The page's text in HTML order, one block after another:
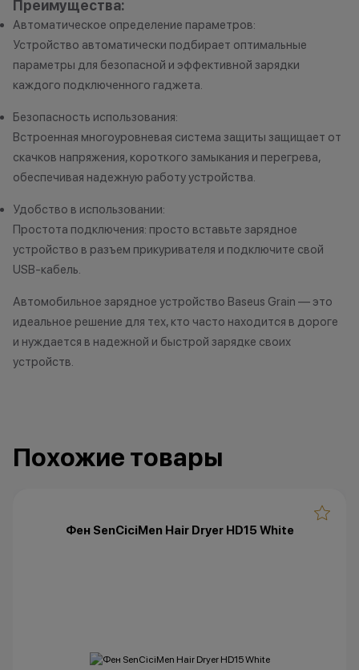
Преимущества:
Автоматическое определение параметров:
Устройство автоматически подбирает оптимальные
параметры для безопасной и эффективной зарядки
каждого подключенного гаджета.
Безопасность использования:
Встроенная многоуровневая система защиты защищает от
скачков напряжения, короткого замыкания и перегрева,
обеспечивая надежную работу устройства.
Удобство в использовании:
Простота подключения: просто вставьте зарядное
устройство в разъем прикуривателя и подключите свой
USB-кабель.
Автомобильное зарядное устройство Baseus Grain — это
идеальное решение для тех, кто часто находится в дороге
и нуждается в надежной и быстрой зарядке своих
устройств.
Похожие товары
Фен SenCiciMen Hair Dryer HD15 White